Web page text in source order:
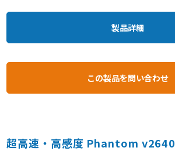
製品詳細
この製品を問い合わせ
超高速・高感度 Phantom v2640